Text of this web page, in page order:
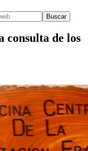
consulta de los